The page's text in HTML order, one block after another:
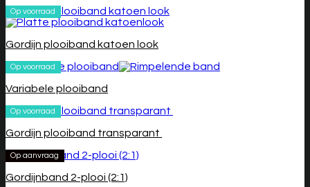
Op voorraad
Gordijn plooiband katoen look
Op voorraad
Variabele plooiband
Op voorraad
Gordijn plooiband transparant
Op aanvraag
Gordijnband 2-plooi (2:1)